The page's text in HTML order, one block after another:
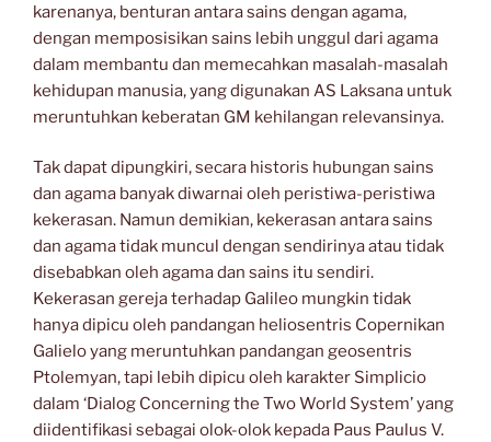
karenanya, benturan antara sains dengan agama,
dengan memposisikan sains lebih unggul dari agama
dalam membantu dan memecahkan masalah-masalah
kehidupan manusia, yang digunakan AS Laksana untuk
meruntuhkan keberatan GM kehilangan relevansinya.
Tak dapat dipungkiri, secara historis hubungan sains
dan agama banyak diwarnai oleh peristiwa-peristiwa
kekerasan. Namun demikian, kekerasan antara sains
dan agama tidak muncul dengan sendirinya atau tidak
disebabkan oleh agama dan sains itu sendiri.
Kekerasan gereja terhadap Galileo mungkin tidak
hanya dipicu oleh pandangan heliosentris Copernikan
Galielo yang meruntuhkan pandangan geosentris
Ptolemyan, tapi lebih dipicu oleh karakter Simplicio
dalam ‘Dialog Concerning the Two World System’ yang
diidentifikasi sebagai olok-olok kepada Paus Paulus V.